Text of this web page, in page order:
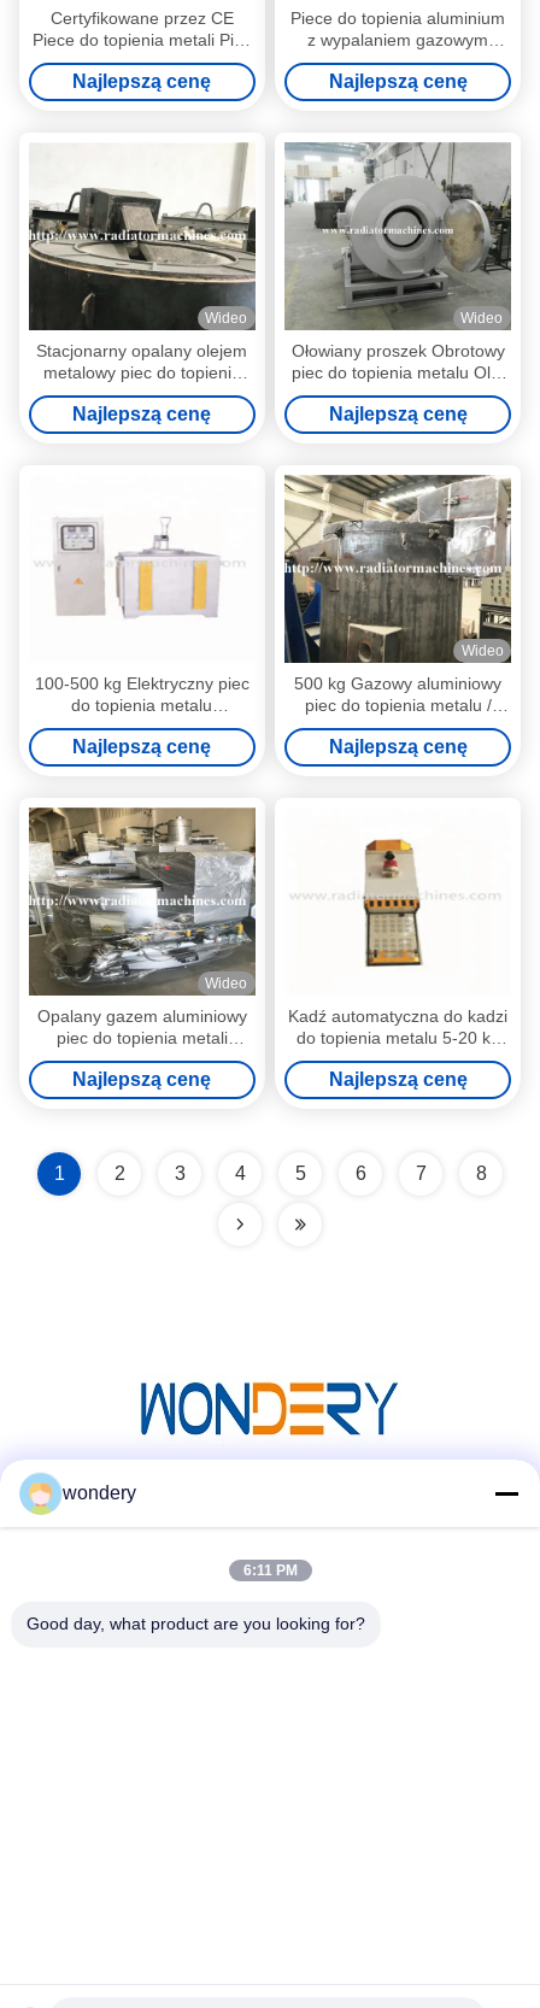
Certyfikowane przez CE
Piece do topienia metali Piec
tyglowy na propan 800 kg
Najlepszą cenę
Piece do topienia aluminium
z wypalaniem gazowym
złomem 2000 kg
Najlepszą cenę
Wideo
Stacjonarny opalany olejem
metalowy piec do topienia
aluminium 100 kg
Najlepszą cenę
Wideo
Ołowiany proszek Obrotowy
piec do topienia metalu Olej
opalany o pojemności 2000
kg
Najlepszą cenę
100-500 kg Elektryczny piec
do topienia metalu
Aluminiowy stacjonarny z
alarmem wycieku
Najlepszą cenę
Wideo
500 kg Gazowy aluminiowy
piec do topienia metalu /
złomu Tygiel Palnik Riello
Najlepszą cenę
Wideo
Opalany gazem aluminiowy
piec do topienia metali
System spalania rur
Oszczędzanie energii 10%
Najlepszą cenę
Kadź automatyczna do kadzi
do topienia metalu 5-20 kg
na kadziowy most
napowietrzny
Najlepszą cenę
1 2 3 4 5 6 7 8
Szybki kontakt
wondery
6:11 PM
Good day, what product are you looking for?